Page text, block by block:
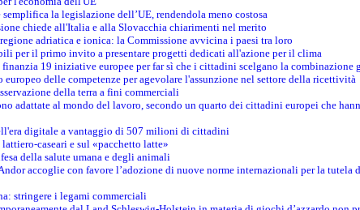
la legislazione dell’UE, rendendola meno costosa
chiede all'Italia e alla Slovacchia chiarimenti nel merito
adriatica e ionica: la Commissione avvicina i paesi tra loro
per il primo invito a presentare progetti dedicati all'azione per il clima
19 iniziative europee per far sì che i cittadini scelgano la combinazione
europeo delle competenze per agevolare l'assunzione nel settore della ricettività
della terra a fini commerciali
adattate al mondo del lavoro, secondo un quarto dei cittadini europei che
digitale a vantaggio di 507 milioni di cittadini
caseari e sul «pacchetto latte»
della salute umana e degli animali
accoglie con favore l’adozione di nuove norme internazionali per la tutela
stringere i legami commerciali